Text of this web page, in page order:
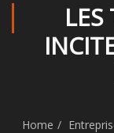
LES
Home